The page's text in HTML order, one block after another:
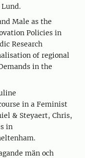
Male as the
Policies in
Research
of regional
in the
in a Feminist
& Steyaert, Chris,
in
män och